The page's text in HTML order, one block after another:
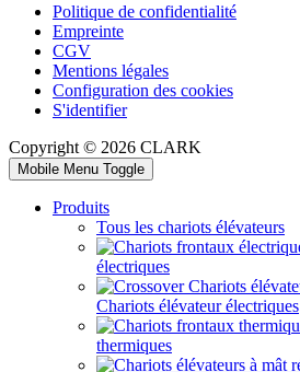
Politique de confidentialité
Empreinte
CGV
Mentions légales
Configuration des cookies
S'identifier
Copyright © 2026 CLARK
Mobile Menu Toggle
Produits
Tous les chariots élévateurs
électriques
Chariots élévateur électriques
thermiques